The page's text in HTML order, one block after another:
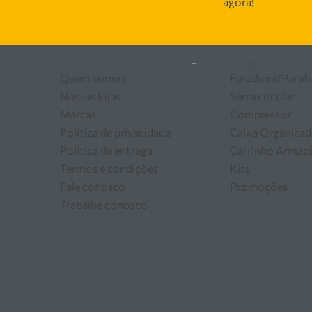
as melhores soluções
-